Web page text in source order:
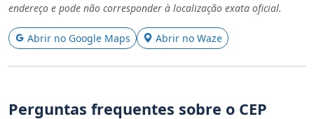
endereço e pode não corresponder à localização exata oficial.
Abrir no Google Maps Abrir no Waze
Perguntas frequentes sobre o CEP